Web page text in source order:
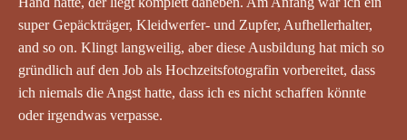
super Gepäckträger, Kleidwerfer- und Zupfer, Aufhellerhalter,
and so on. Klingt langweilig, aber diese Ausbildung hat mich so
gründlich auf den Job als Hochzeitsfotografin vorbereitet, dass
ich niemals die Angst hatte, dass ich es nicht schaffen könnte
oder irgendwas verpasse.